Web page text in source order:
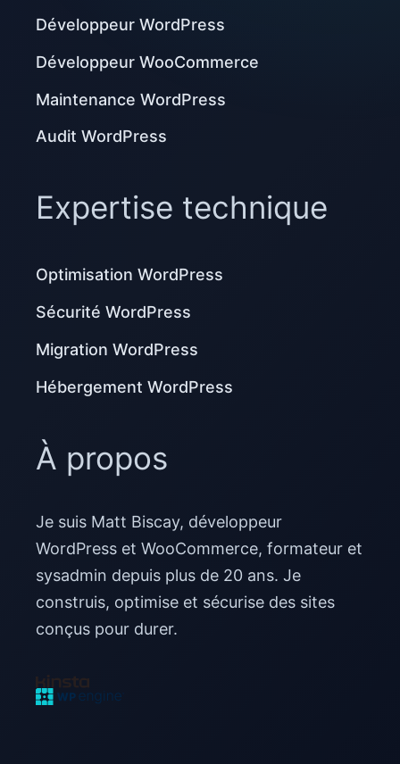
Développeur WordPress
Développeur WooCommerce
Maintenance WordPress
Audit WordPress
Expertise technique
Optimisation WordPress
Sécurité WordPress
Migration WordPress
Hébergement WordPress
À propos
Je suis Matt Biscay, développeur
WordPress et WooCommerce, formateur et
sysadmin depuis plus de 20 ans. Je
construis, optimise et sécurise des sites
conçus pour durer.